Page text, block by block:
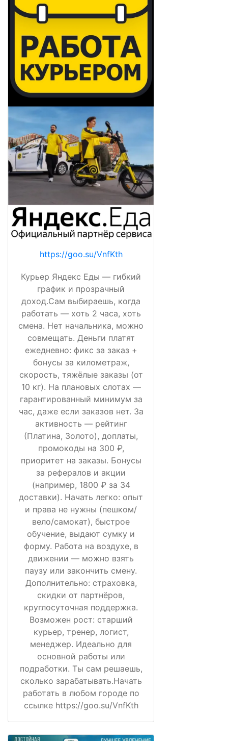
https://goo.su/VnfKth
Курьер Яндекс Еды — гибкий
график и прозрачный
доход.Сам выбираешь, когда
работать — хоть 2 часа, хоть
смена. Нет начальника, можно
совмещать. Деньги платят
ежедневно: фикс за заказ +
бонусы за километраж,
скорость, тяжёлые заказы (от
10 кг). На плановых слотах —
гарантированный минимум за
час, даже если заказов нет. За
активность — рейтинг
(Платина, Золото), доплаты,
промокоды на 300 ₽,
приоритет на заказы. Бонусы
за рефералов и акции
(например, 1800 ₽ за 34
доставки). Начать легко: опыт
и права не нужны (пешком/
вело/самокат), быстрое
обучение, выдают сумку и
форму. Работа на воздухе, в
движении — можно взять
паузу или закончить смену.
Дополнительно: страховка,
скидки от партнёров,
круглосуточная поддержка.
Возможен рост: старший
курьер, тренер, логист,
менеджер. Идеально для
основной работы или
подработки. Ты сам решаешь,
сколько зарабатывать.Начать
работать в любом городе по
ссылке https://goo.su/VnfKth